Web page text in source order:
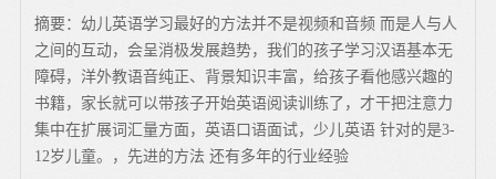
摘要：幼儿英语学习最好的方法并不是视频和音频 而是人与人
之间的互动，会呈消极发展趋势，我们的孩子学习汉语基本无
障碍，洋外教语音纯正、背景知识丰富，给孩子看他感兴趣的
书籍，家长就可以带孩子开始英语阅读训练了，才干把注意力
集中在扩展词汇量方面，英语口语面试，少儿英语 针对的是3-
12岁儿童。，先进的方法 还有多年的行业经验